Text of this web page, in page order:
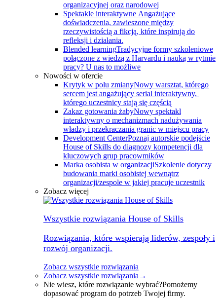
organizacyjnej oraz narodowej
Spektakle interaktywne Angażujące
doświadczenia, zawieszone między
rzeczywistością a fikcją, które inspirują do
refleksji i działania.
Blended learningTradycyjne formy szkoleniowe
połączone z wiedzą z Harvardu i nauką w rytmie
pracy? U nas to możliwe
Nowości w ofercie
Krytyk w polu zmianyNowy warsztat, którego
sercem jest angażujący serial interaktywny, ​
którego uczestnicy stają się częścią
Zakaz gotowania żabyNowy spektakl
interaktywny o mechanizmach nadużywania
władzy i przekraczania granic w miejscu pracy
Development CenterPoznaj autorskie podejście
House of Skills do diagnozy kompetencji dla
kluczowych grup pracowmików
Marka osobista w organizacjiSzkolenie dotyczy
budowania marki osobistej wewnątrz
organizacji/zespole w jakiej pracuje uczestnik
Zobacz więcej
Wszystkie rozwiązania House of Skills
Rozwiązania, które wspierają liderów, zespoły i
rozwój organizacji.
Zobacz wszystkie rozwiązania
Zobacz wszystkie rozwiązania →
Nie wiesz, które rozwiązanie wybrać?Pomożemy
dopasować program do potrzeb Twojej firmy.